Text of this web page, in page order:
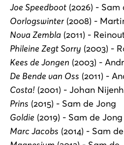
Joe Speedboot (2026) - Sam
Oorlogswinter (2008) -
Nova Zembla (2011) -
Phileine Zegt Sorry (2003) -
Kees de Jongen (2003) -
De Bende van Oss (2011) -
Costa! (2001) - Johan
Prins (2015) - Sam de Jong
Goldie (2019) - Sam de Jong
Marc Jacobs (2014) - Sam